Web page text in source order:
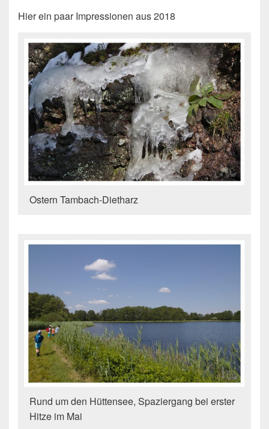
Hier ein paar Impressionen aus 2018
Ostern Tambach-Dietharz
Rund um den Hüttensee, Spaziergang bei erster
Hitze im Mai